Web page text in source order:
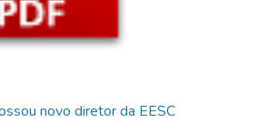
novo diretor da EESC